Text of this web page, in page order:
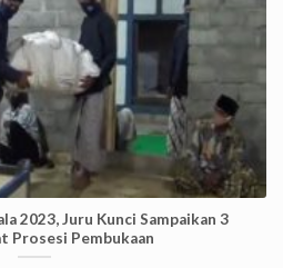
2023, Juru Kunci Sampaikan 3
Prosesi Pembukaan